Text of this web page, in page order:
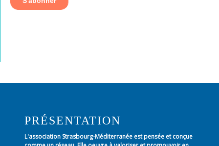
PRÉSENTATION
L'association Strasbourg-Méditerranée est pensée et conçue